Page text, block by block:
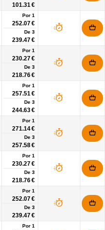
101.31 €
Por 1
252.07 €
De 3
239.47 €
Por 1
230.27 €
De 3
218.76 €
Por 1
257.51 €
De 3
244.63 €
Por 1
271.14 €
De 3
257.58 €
Por 1
230.27 €
De 3
218.76 €
Por 1
252.07 €
De 3
239.47 €
Por 1